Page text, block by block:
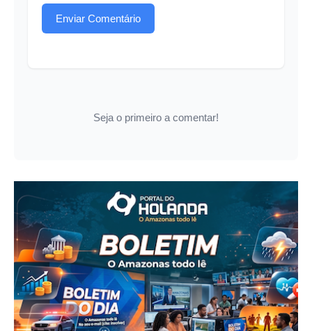
Enviar Comentário
Seja o primeiro a comentar!